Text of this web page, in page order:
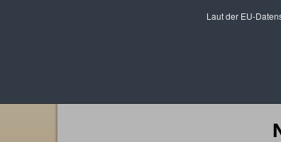
Laut der EU-